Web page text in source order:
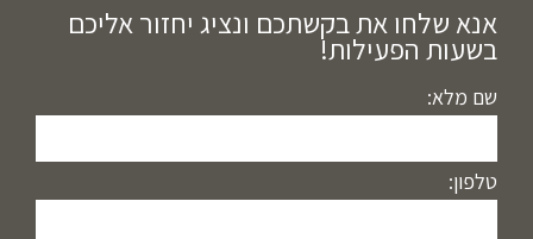
אנא שלחו את בקשתכם ונציג יחזור אליכם
בשעות הפעילות!
שם מלא:
טלפון: